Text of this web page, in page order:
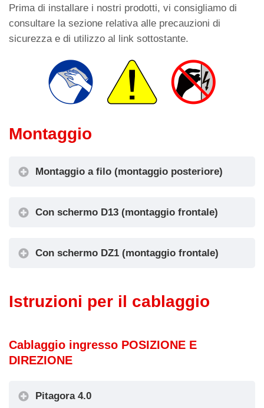
Prima di installare i nostri prodotti, vi consigliamo di
consultare la sezione relativa alle precauzioni di
sicurezza e di utilizzo al link sottostante.
Montaggio
Montaggio a filo (montaggio posteriore)
Con perni saldati su pulsantiera 1,5÷2 mm
Con schermo D13 (montaggio frontale)
Con schermo DZ1 (montaggio frontale)
Istruzioni per il cablaggio
Cablaggio ingresso POSIZIONE E
DIREZIONE
Pitagora 4.0